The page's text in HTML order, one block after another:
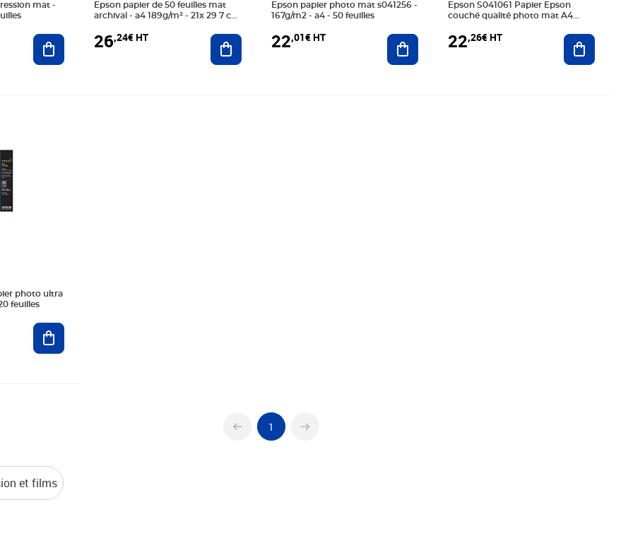
mat -
Ajouter au panier
Epson papier de 50 feuilles mat
archival - a4 189g/m² - 21x 29 7 cm
pro wf-c5790dwf ...
26,24€ HT Ajouter au panier
Epson papier photo mat s041256 -
167g/m2 - a4 - 50 feuilles
22,01€ HT Ajouter au panier
Epson S041061 Papier Epson
couché qualité photo mat A4
22,26€ HT Ajouter
photo ultra
10x15 300g 20 feuilles
Ajouter au panier
1
et films